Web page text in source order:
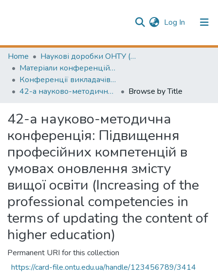
Log In (current)
Communities & Collections
All of Repository
Publication information
Home
Наукові доробки ОНТУ (ONUT scientific researches)
Матеріали конференцій (Conference materials)
Конференції викладачів (Lecturers` conferences)
42-а науково-методична конференція: Підвищення професійних компетенцій в умовах оновлення змісту вищої освіти (Increasing of the professional competencies in terms of updating the content of higher education)
Browse by Title
42-а науково-методична
конференція: Підвищення
професійних компетенцій в
умовах оновлення змісту
вищої освіти (Increasing of the
professional competencies in
terms of updating the content of
higher education)
Permanent URI for this collection
https://card-file.ontu.edu.ua/handle/123456789/3414